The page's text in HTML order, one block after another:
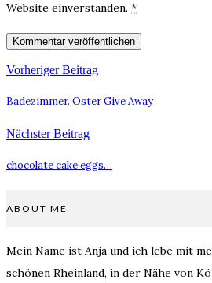
Website einverstanden. *
Vorheriger Beitrag
Badezimmer. Oster Give Away
Nächster Beitrag
chocolate cake eggs…
ABOUT ME
Mein Name ist Anja und ich lebe mit
schönen Rheinland, in der Nähe von